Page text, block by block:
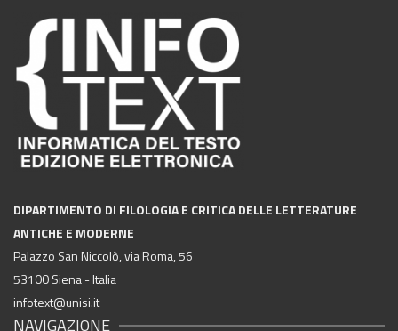
DIPARTIMENTO DI FILOLOGIA E CRITICA DELLE LETTERATURE
ANTICHE E MODERNE
Palazzo San Niccolò, via Roma, 56
53100 Siena - Italia
infotext@unisi.it
NAVIGAZIONE